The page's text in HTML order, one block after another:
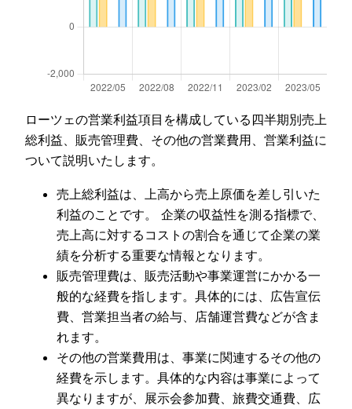
ローツェの営業利益項目を構成している四半期別売上
総利益、販売管理費、その他の営業費用、営業利益に
ついて説明いたします。
売上総利益は、上高から売上原価を差し引いた
利益のことです。 企業の収益性を測る指標で、
売上高に対するコストの割合を通じて企業の業
績を分析する重要な情報となります。
販売管理費は、販売活動や事業運営にかかる一
般的な経費を指します。具体的には、広告宣伝
費、営業担当者の給与、店舗運営費などが含ま
れます。
その他の営業費用は、事業に関連するその他の
経費を示します。具体的な内容は事業によって
異なりますが、展示会参加費、旅費交通費、広